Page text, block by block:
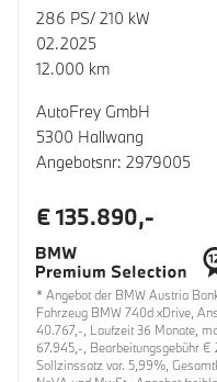
286 PS/ 210 kW
02.2025
12.000 km
AutoFrey GmbH
5300 Hallwang
Angebotsnr: 2979005
€ 135.890,-
* Angebot der BMW Austria
Fahrzeug BMW 740d xDrive,
40.767,-, Laufzeit 36 Monate,
67.945,-, Bearbeitungsgebühr
Sollzinssatz var. 5,99%,